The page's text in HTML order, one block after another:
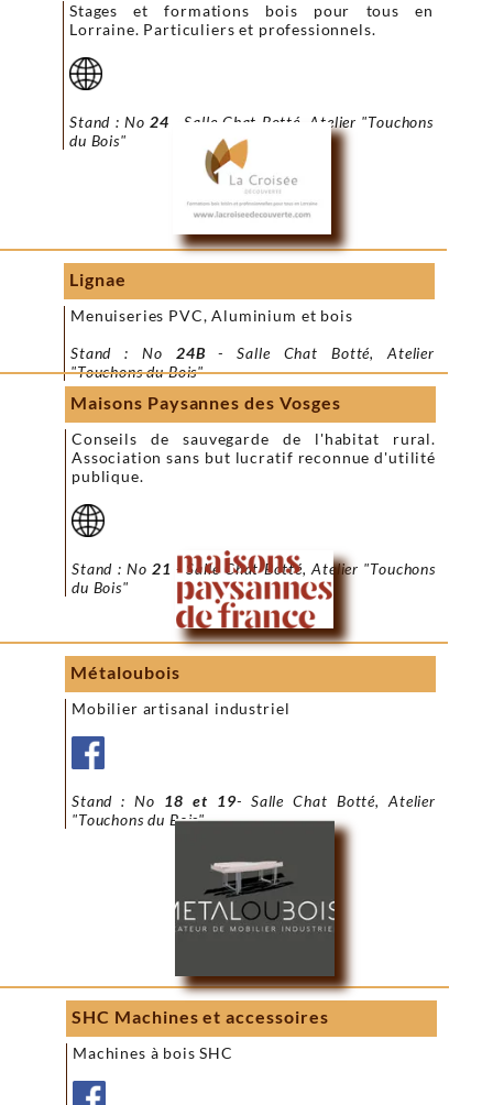
Stages et formations bois pour tous en
Lorraine. Particuliers et professionnels.
Stand : No 24 - Salle Chat Botté, Atelier "Touchons
du Bois"
Lignae
Menuiseries PVC, Aluminium et bois
Stand : No 24B - Salle Chat Botté, Atelier
"Touchons du Bois"
Maisons Paysannes des Vosges
Conseils de sauvegarde de l'habitat rural.
Association sans but lucratif reconnue d'utilité
publique.
Stand : No 21 - Salle Chat Botté, Atelier "Touchons
du Bois"
Métaloubois
Mobilier artisanal industriel
Stand : No 18 et 19- Salle Chat Botté, Atelier
"Touchons du Bois"
SHC Machines et accessoires
Machines à bois SHC